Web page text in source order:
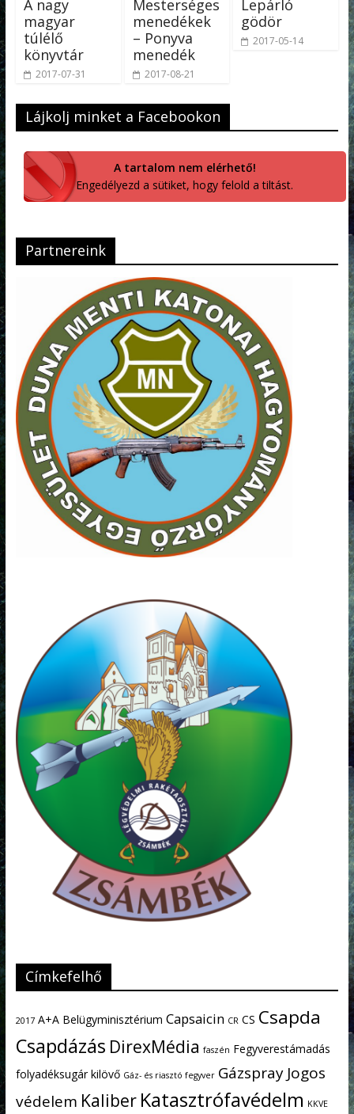
A nagy
magyar
túlélő
könyvtár
2017-07-31
Mesterséges
menedékek
– Ponyva
menedék
2017-08-21
Lepárló
gödör
2017-05-14
Lájkolj minket a Facebookon
A tartalom nem elérhető!
Engedélyezd a sütiket, hogy felold a tiltást.
Partnereink
Címkefelhő
2017 A+A Belügyminisztérium Capsaicin CR CS Csapda
Csapdázás DirexMédia faszén Fegyverestámadás
folyadéksugár kilövő Gáz- és riasztó fegyver Gázspray Jogos
védelem Kaliber Katasztrófavédelm KKVE